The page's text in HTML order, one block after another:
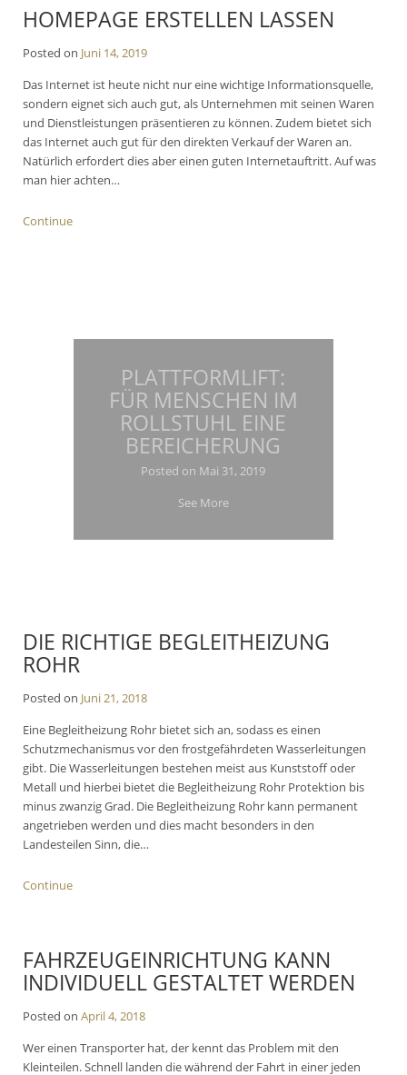
HOMEPAGE ERSTELLEN LASSEN
Posted on Juni 14, 2019
Das Internet ist heute nicht nur eine wichtige Informationsquelle,
sondern eignet sich auch gut, als Unternehmen mit seinen Waren
und Dienstleistungen präsentieren zu können. Zudem bietet sich
das Internet auch gut für den direkten Verkauf der Waren an.
Natürlich erfordert dies aber einen guten Internetauftritt. Auf was
man hier achten…
Continue
PLATTFORMLIFT:
FÜR MENSCHEN IM
ROLLSTUHL EINE
BEREICHERUNG
Posted on Mai 31, 2019
See More
DIE RICHTIGE BEGLEITHEIZUNG
ROHR
Posted on Juni 21, 2018
Eine Begleitheizung Rohr bietet sich an, sodass es einen
Schutzmechanismus vor den frostgefährdeten Wasserleitungen
gibt. Die Wasserleitungen bestehen meist aus Kunststoff oder
Metall und hierbei bietet die Begleitheizung Rohr Protektion bis
minus zwanzig Grad. Die Begleitheizung Rohr kann permanent
angetrieben werden und dies macht besonders in den
Landesteilen Sinn, die…
Continue
FAHRZEUGEINRICHTUNG KANN
INDIVIDUELL GESTALTET WERDEN
Posted on April 4, 2018
Wer einen Transporter hat, der kennt das Problem mit den
Kleinteilen. Schnell landen die während der Fahrt in einer jeden